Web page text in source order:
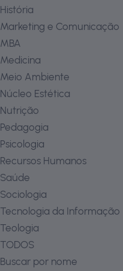
História
Marketing e Comunicação
MBA
Medicina
Meio Ambiente
Núcleo Estética
Nutrição
Pedagogia
Psicologia
Recursos Humanos
Saúde
Sociologia
Tecnologia da Informação
Teologia
TODOS
Buscar por nome